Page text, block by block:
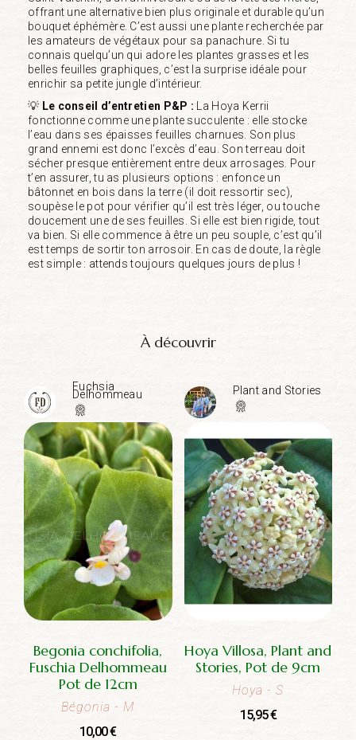
offrant une alternative bien plus originale et durable qu’un
bouquet éphémère. C’est aussi une plante recherchée par
les amateurs de végétaux pour sa panachure. Si tu
connais quelqu’un qui adore les plantes grasses et les
belles feuilles graphiques, c’est la surprise idéale pour
enrichir sa petite jungle d’intérieur.
💡 Le conseil d’entretien P&P : La Hoya Kerrii
fonctionne comme une plante succulente : elle stocke
l’eau dans ses épaisses feuilles charnues. Son plus
grand ennemi est donc l’excès d’eau. Son terreau doit
sécher presque entièrement entre deux arrosages. Pour
t’en assurer, tu as plusieurs options : enfonce un
bâtonnet en bois dans la terre (il doit ressortir sec),
soupèse le pot pour vérifier qu’il est très léger, ou touche
doucement une de ses feuilles. Si elle est bien rigide, tout
va bien. Si elle commence à être un peu souple, c’est qu’il
est temps de sortir ton arrosoir. En cas de doute, la règle
est simple : attends toujours quelques jours de plus !
À découvrir
Fuchsia
Delhommeau
Begonia conchifolia,
Fuschia Delhommeau
Pot de 12cm
Bégonia - M
10,00€
Plant and Stories
Hoya Villosa, Plant and
Stories, Pot de 9cm
Hoya - S
15,95€